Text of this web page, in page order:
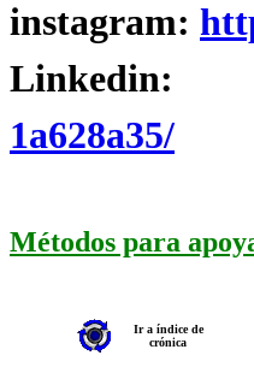
instagram:
1a628a35/
Métodos para
Ir a índice de
crónica